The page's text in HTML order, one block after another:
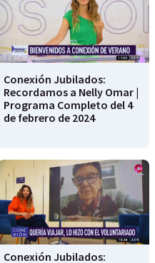
Conexión Jubilados:
Recordamos a Nelly Omar |
Programa Completo del 4
de febrero de 2024
Conexión Jubilados: